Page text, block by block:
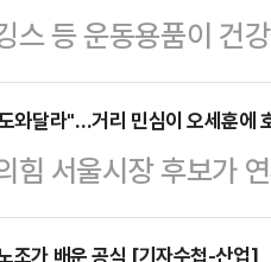
권에 따르면 주요
를 잇달아 상향 조정
기예금'의 금리를
월 미만 단기 상품
스 등 운동용품이 건
계에 따르면 영국
딘은 최근 데일리메
용하는 옷과 신발이
만들 때 흔히 사용
와달라"…거리 민심이 오세훈에
힘 서울시장 후보가
많은 곳을 찾아 지
조가 배운 공식 [기자수첩-산업]